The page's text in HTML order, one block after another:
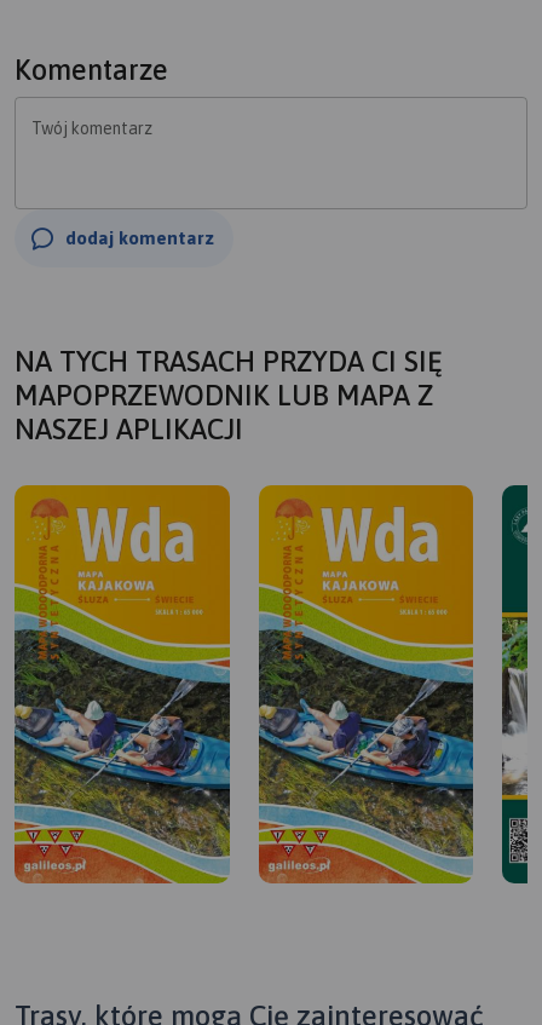
Komentarze
Twój komentarz
dodaj komentarz
NA TYCH TRASACH PRZYDA CI SIĘ
MAPOPRZEWODNIK LUB MAPA Z
NASZEJ APLIKACJI
Trasy, które mogą Cię zainteresować